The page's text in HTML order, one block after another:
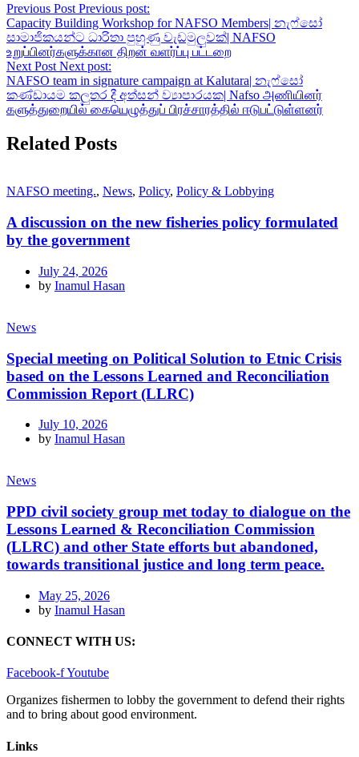
Previous Post Previous post:
Capacity Building Workshop for NAFSO Members| නැෆ්සෝ
සාමාජිකයන්ට ධාරිතා පුහුණු වැඩමුලුවක්| NAFSO
உறுப்பினர்களுக்கான திறன் வளர்ப்பு பட்டறை
Next Post Next post:
NAFSO team in signature campaign at Kalutara| නැෆ්සෝ
කණ්ඩායම කලුතර දී අත්සන් ව්‍යාපාරයක| Nafso அணியினர்
களுத்துறையில் கையெழுத்துப் பிரச்சாரத்தில் ஈடுபட்டுள்ளனர்
Related Posts
NAFSO meeting., News, Policy, Policy & Lobbying
A discussion on the new fisheries policy formulated
by the government
July 24, 2026
by Inamul Hasan
News
Special meeting on Political Solution to Etnic Crisis
based on the Lessons Learned and Reconciliation
Commission Report (LLRC)
July 10, 2026
by Inamul Hasan
News
PPD civil society group met today to dialogue on the
Lessons Learned & Reconciliation Commission
(LLRC) and other State efforts but abandoned,
towards transitional justice and long term peace.
May 25, 2026
by Inamul Hasan
CONNECT WITH US:
Facebook-fYoutube
Organizes fishermen to lobby the government to defend their rights
and to bring about good environment.
Links